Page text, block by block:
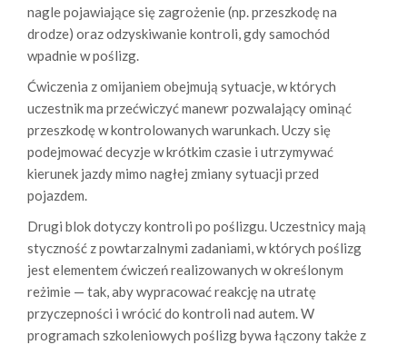
nagle pojawiające się zagrożenie (np. przeszkodę na
drodze) oraz odzyskiwanie kontroli, gdy samochód
wpadnie w poślizg.
Ćwiczenia z omijaniem obejmują sytuacje, w których
uczestnik ma przećwiczyć manewr pozwalający ominąć
przeszkodę w kontrolowanych warunkach. Uczy się
podejmować decyzje w krótkim czasie i utrzymywać
kierunek jazdy mimo nagłej zmiany sytuacji przed
pojazdem.
Drugi blok dotyczy kontroli po poślizgu. Uczestnicy mają
styczność z powtarzalnymi zadaniami, w których poślizg
jest elementem ćwiczeń realizowanych w określonym
reżimie — tak, aby wypracować reakcję na utratę
przyczepności i wrócić do kontroli nad autem. W
programach szkoleniowych poślizg bywa łączony także z